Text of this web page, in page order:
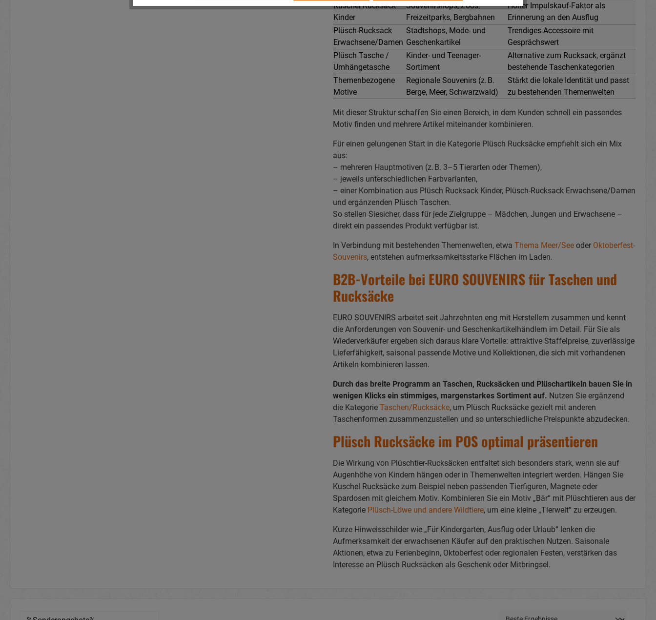
Kuschel Rucksack
Kinder
Souvenirshops, Zoos,
Freizeitparks, Bergbahnen
Hoher Impulskauf-Faktor als
Erinnerung an den Ausflug
Plüsch-Rucksack
Erwachsene/Damen
Stadtshops, Mode- und
Geschenkartikel
Trendiges Accessoire mit
Gesprächswert
Plüsch Tasche /
Umhängetasche
Kinder- und Teenager-
Sortiment
Alternative zum Rucksack, ergänzt
bestehende Taschenkategorien
Themenbezogene
Motive
Regionale Souvenirs (z. B.
Berge, Meer, Schwarzwald)
Stärkt die lokale Identität und passt
zu bestehenden Themenwelten
Mit dieser Struktur schaffen Sie einen Bereich, in dem Kunden schnell ein passendes
Motiv finden und mehrere Artikel miteinander kombinieren.
Für einen gelungenen Start in die Kategorie Plüsch Rucksäcke empfiehlt sich ein Mix
aus:
– mehreren Hauptmotiven (z. B. 3–5 Tierarten oder Themen),
– jeweils unterschiedlichen Farbvarianten,
– einer Kombination aus Plüsch Rucksack Kinder, Plüsch-Rucksack Erwachsene/Damen
und ergänzenden Plüsch Taschen.
So stellen Siesicher, dass für jede Zielgruppe – Mädchen, Jungen und Erwachsene –
direkt ein passendes Produkt verfügbar ist.
In Verbindung mit bestehenden Themenwelten, etwa Thema Meer/See oder Oktoberfest-
Souvenirs, entstehen aufmerksamkeitsstarke Flächen im Laden.
B2B-Vorteile bei EURO SOUVENIRS für Taschen und
Rucksäcke
EURO SOUVENIRS arbeitet seit Jahrzehnten eng mit Herstellern zusammen und kennt
die Anforderungen von Souvenir- und Geschenkartikelhändlern im Detail. Für Sie als
Wiederverkäufer ergeben sich daraus klare Vorteile: attraktive Staffelpreise, zuverlässige
Lieferfähigkeit, saisonal passende Motive und Kollektionen, die sich mit vorhandenen
Artikeln kombinieren lassen.
Durch das breite Programm an Taschen, Rucksäcken und Plüschartikeln bauen Sie in
wenigen Klicks ein stimmiges, margenstarkes Sortiment auf. Nutzen Sie ergänzend
die Kategorie Taschen/Rucksäcke, um Plüsch Rucksäcke gezielt mit anderen
Taschenformen zusammenzustellen und so unterschiedliche Preispunkte abzudecken.
Plüsch Rucksäcke im POS optimal präsentieren
Die Wirkung von Plüschtier-Rucksäcken entfaltet sich besonders stark, wenn sie auf
Augenhöhe von Kindern hängen oder in Themenwelten integriert werden. Hängen Sie
Kuschel Rucksäcke zum Beispiel neben passenden Tierfiguren, Magnete oder
Spardosen mit gleichem Motiv. Kombinieren Sie ein Motiv „Bär“ mit Plüschtieren aus der
Kategorie Plüsch-Löwe und andere Wildtiere, um eine kleine „Tierwelt“ zu erzeugen.
Kurze Hinweisschilder wie „Für Kindergarten, Ausflug oder Urlaub“ lenken die
Aufmerksamkeit der erwachsenen Käufer auf den praktischen Nutzen. Saisonale
Aktionen, etwa zu Ferienbeginn, Oktoberfest oder regionalen Festen, verstärken das
Interesse an Plüsch Rucksäcken als Geschenk oder Mitbringsel.